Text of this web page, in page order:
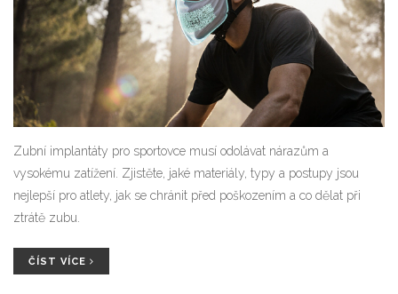
Zubní implantáty pro sportovce musí odolávat nárazům a
vysokému zatížení. Zjistěte, jaké materiály, typy a postupy jsou
nejlepší pro atlety, jak se chránit před poškozením a co dělat při
ztrátě zubu.
ČÍST VÍCE